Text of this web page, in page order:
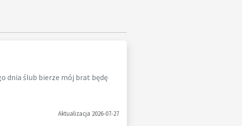
dnia ślub bierze mój brat będę
Aktualizacja 2026-07-27